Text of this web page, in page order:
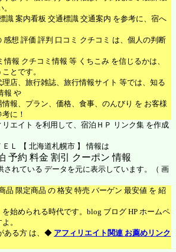
識 案内看板 交通標識 交通案内 を参考に、宿へ
感想 評価 評判 口コミ クチコミ は、個人の判断
報 クチコミ情報 等 くちこみ を信じるかは、
とです。
店、旅行雑誌、旅行情報サイト 等では、知る
報 や
報、プラン、価格、食事、のんびり を お客様
考に！
エイト を利用して、宿泊ＨＰ リンク集 を作成
Ｌ 【 北海道札幌市 】 情報は
されている データを元に表示しています。（ 画
品 限定商品 の 格安 特売 バーゲン 最安値 を 紹
始められる時代です。blog ブログ HP ホームペ
。
ある方 は、◆ アフィリエイト関連 お薦めリンク